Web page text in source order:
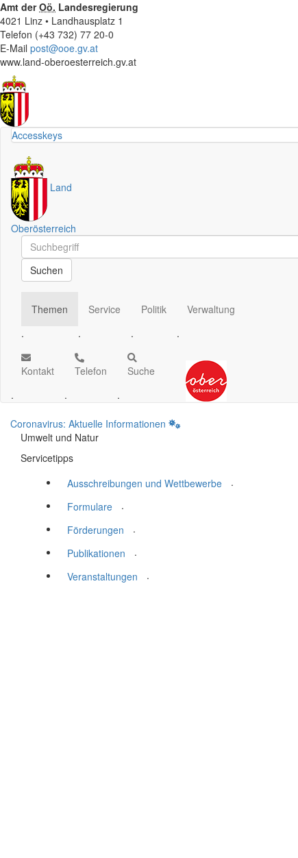
Amt derOö. Landesregierung
4021 Linz • Landhausplatz 1
Telefon (+43 732) 77 20-0
E-Mail post@ooe.gv.at
www.land-oberoesterreich.gv.at
Accesskeys
Land
Oberösterreich
Schnellsuche
Schnellsuche
Suchen
Themen
.
Service
.
Politik
.
Verwaltung
.
Kontakt
.
Telefon
.
Suche
.
Coronavirus: Aktuelle Informationen
Umwelt und Natur
Servicetipps
Ausschreibungen und Wettbewerbe
.
Formulare
.
Förderungen
.
Publikationen
.
Veranstaltungen
.